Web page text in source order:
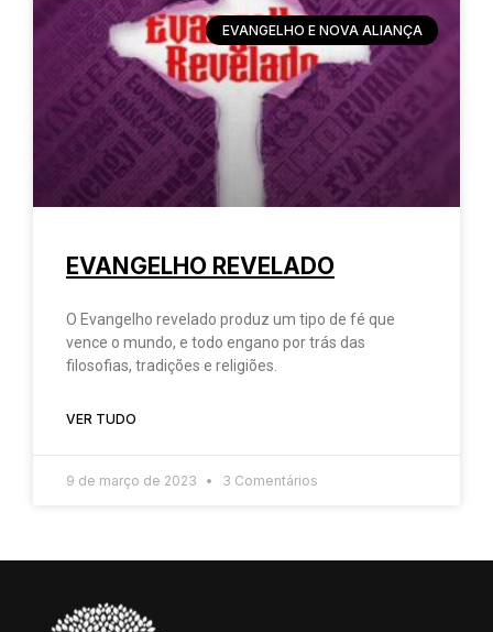
EVANGELHO E NOVA ALIANÇA
EVANGELHO REVELADO
O Evangelho revelado produz um tipo de fé que
vence o mundo, e todo engano por trás das
filosofias, tradições e religiões.
VER TUDO
9 de março de 2023 3 Comentários